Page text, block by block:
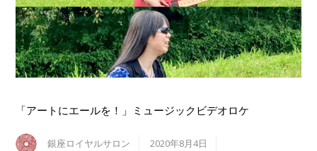
「アートにエールを！」ミュージックビデオロケ
銀座ロイヤルサロン 2020年8月4日